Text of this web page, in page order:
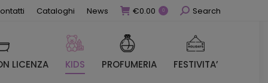
Cataloghi News €0.00 0 CercaSearch
LICENZA KIDS PROFUMERIA FESTIVITA’
LICENZA KIDS PROFUMERIA FESTIVITA’